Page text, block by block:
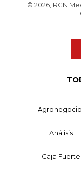
© 2026, RCN
Análisis
Caja Fuerte